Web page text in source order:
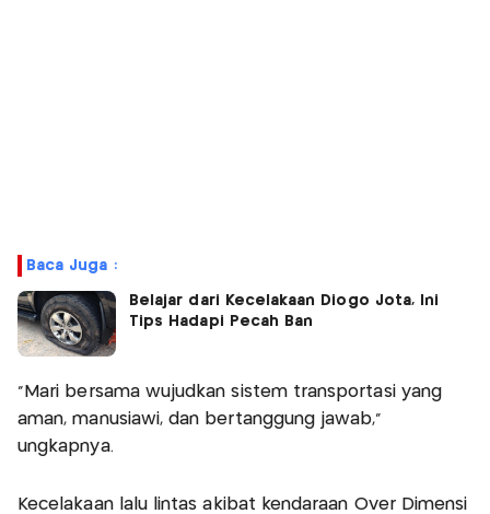
Baca Juga :
Belajar dari Kecelakaan Diogo Jota, Ini
Tips Hadapi Pecah Ban
"Mari bersama wujudkan sistem transportasi yang
aman, manusiawi, dan bertanggung jawab,"
ungkapnya.
Kecelakaan lalu lintas akibat kendaraan Over Dimensi